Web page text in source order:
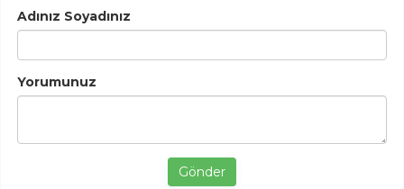
Adınız Soyadınız
Yorumunuz
Gönder